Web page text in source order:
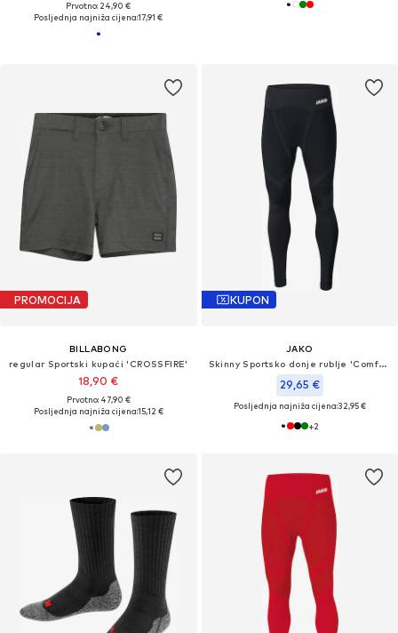
Prvotno: 24,90 €
Posljednja najniža cijena:17,91 €
PROMOCIJA
BILLABONG
regular Sportski kupaći 'CROSSFIRE'
18,90 €
Prvotno: 47,90 €
Posljednja najniža cijena:15,12 €
KUPON
JAKO
Skinny Sportsko donje rublje 'Comfort 2.0'
29,65 €
Posljednja najniža cijena:32,95 €
+2